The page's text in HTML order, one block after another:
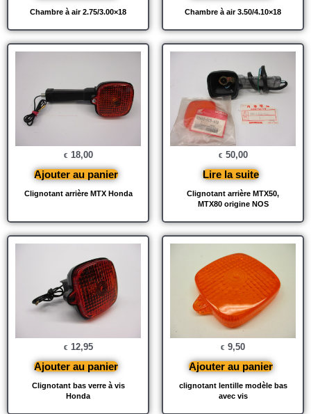
Chambre à air 2.75/3.00×18 Chambre à air 3.50/4.10×18
Clignotant arrière MTX Honda
€ 18,00
Ajouter au panier
Clignotant arrière MTX50,
MTX80 origine NOS
€ 50,00
Lire la suite
Clignotant bas verre à vis
Honda
€ 12,95
Ajouter au panier
clignotant lentille modèle bas
avec vis
€ 9,50
Ajouter au panier